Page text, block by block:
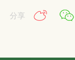
分享